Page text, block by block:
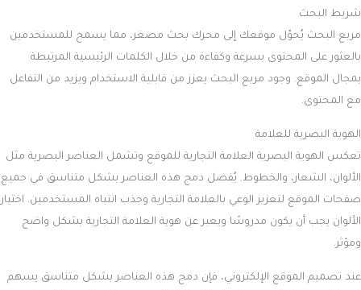
شريط البحث
مربع البحث يُحوّل موقعك إلى محرك بحث مصغر، مما يسمح للمستخدمين
بالعثور على المحتوى بسرعة وكفاءة من خلال الكلمات الرئيسية المرتبطة
بمجال الموقع. وجود مربع البحث يعزز من قابلية الاستخدام ويزيد من التفاعل
مع المحتوى.
الهوية البصرية للعلامة
تعكس الهوية البصرية العلامة التجارية للموقع وتشمل العناصر البصرية مثل
الألوان، الشعار، والخطوط. يُفضل دمج هذه العناصر بشكل متناسق في جميع
صفحات الموقع لتعزيز الوعي بالعلامة التجارية وجذب انتباه المستخدمين. اختيار
الألوان يجب أن يكون مدروسًا ويعبر عن هوية العلامة التجارية بشكل واضح
ومؤثر.
عند تصميم الموقع الإلكتروني، فإن دمج هذه العناصر بشكل متناسق يسهم